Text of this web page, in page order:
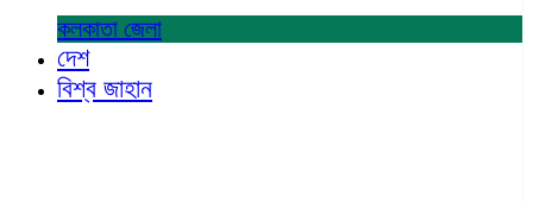
কলকাতা জেলা
দেশ
বিশ্ব জাহান